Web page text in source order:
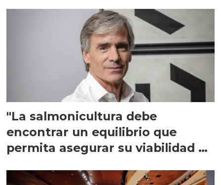
"La salmonicultura debe
encontrar un equilibrio que
permita asegurar su viabilidad de